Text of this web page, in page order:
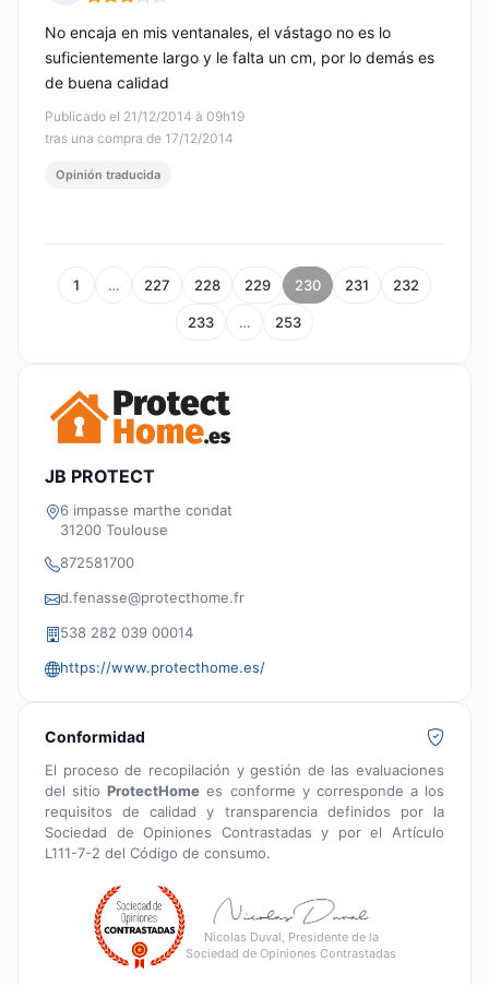
Nota: 3 de 5
Publicado el 21/12/2014 à 09h19
tras una compra de 17/12/2014
No encaja en mis ventanales, el vástago no es lo
suficientemente largo y le falta un cm, por lo demás es
de buena calidad
Opinión traducida
1 … 227 228 229 230 231 232
233 … 253
JB PROTECT
6 impasse marthe condat
31200 Toulouse
872581700
d.fenasse@protecthome.fr
538 282 039 00014
https://www.protecthome.es/
Conformidad
El proceso de recopilación y gestión de las evaluaciones
del sitioProtectHome es conforme y corresponde a los
requisitos de calidad y transparencia definidos por la
Sociedad de Opiniones Contrastadas y por el Artículo
L111-7-2 del Código de consumo.
Nicolas Duval, Presidente de la
Sociedad de Opiniones Contrastadas